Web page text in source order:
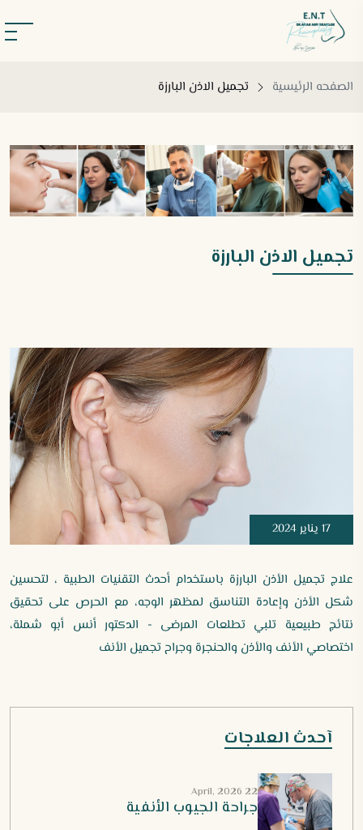
الصفحه الرئيسية تجميل الاذن البارزة
تجميل الاذن البارزة
17 يناير 2024
علاج تجميل الأذن البارزة باستخدام أحدث التقنيات الطبية ، لتحسين
شكل الأذن وإعادة التناسق لمظهر الوجه، مع الحرص على تحقيق
نتائج طبيعية تلبي تطلعات المرضى - الدكتور أنس أبو شملة،
اختصاصي الأنف والأذن والحنجرة وجراح تجميل الأنف
آحدث العلاجات
22 April, 2026
جراحة الجيوب الأنفية